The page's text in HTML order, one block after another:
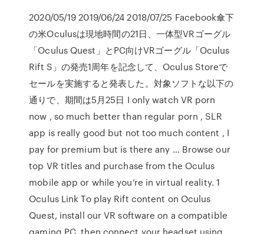
2020/05/19 2019/06/24 2018/07/25 Facebook傘下
の米Oculusは現地時間の21日、一体型VRゴーグル
「Oculus Quest」とPC向けVRゴーグル「Oculus
Rift S」の発売1周年を記念して、Oculus Storeで
セールを実施すると発表した。対象ソフトな以下の
通りで、期間は5月25日 I only watch VR porn
now , so much better than regular porn , SLR
app is really good but not too much content , I
pay for premium but is there any … Browse our
top VR titles and purchase from the Oculus
mobile app or while you’re in virtual reality. 1
Oculus Link To play Rift content on Oculus
Quest, install our VR software on a compatible
gaming PC, then connect your headset using